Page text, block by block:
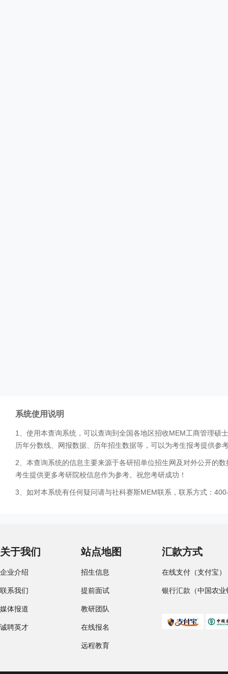
系统使用说明
1、使用本查询系统，可以查询到全国各地区招收MEM工商管理硕
历年分数线、网报数据、历年招生数据等，可以为考生报考提供参
2、本查询系统的信息主要来源于各研招单位招生网及对外公开的
考生提供更多考研院校信息作为参考。祝您考研成功！
3、如对本系统有任何疑问请与社科赛斯MEM联系，联系方式：
关于我们
企业介绍
联系我们
媒体报道
诚聘英才
站点地图
招生信息
提前面试
教研团队
在线报名
远程教育
汇款方式
在线支付（支付宝）
银行汇款（中国农业